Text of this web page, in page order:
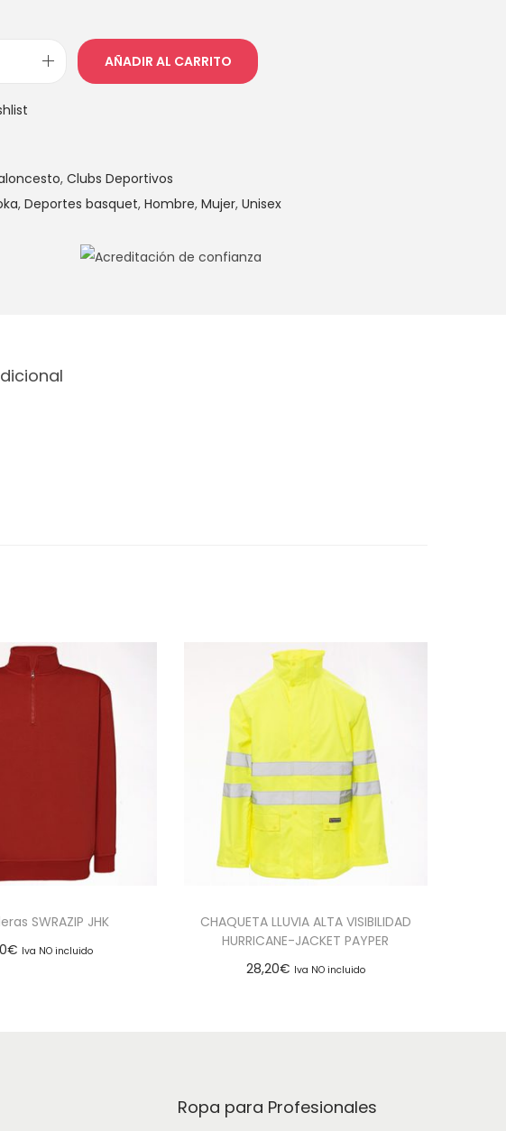
AÑADIR AL CARRITO
, Clubs Deportivos
, Deportes basquet, Hombre, Mujer, Unisex
SWRAZIP JHK
€ Iva NO incluido
CHAQUETA LLUVIA ALTA VISIBILIDAD
HURRICANE-JACKET PAYPER
28,20€ Iva NO incluido
Ropa para Profesionales